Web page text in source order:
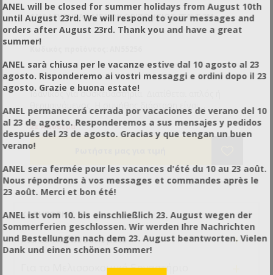
ΑΝΑΔΕΥΤΉΡΑΣ ΜΕΛΙΟΎ ΟΡΙΖΌΝΤΙΟΣ 750LT 2M
Ιδανικός για συσκευαστήρια. Διατίθεται απλός ή
θερμαινόμενος. Η συνήθης διάσταση είναι
2,00*0,40*0,60εκ. αλλά είναι ευέλικτος και μπορεί να
κατασκευαστεί ανάλογα με τις δικές σας ανάγκες. 2Hp
μοτέρ, τριφασικό ρεύμα, 140rpm.
Σε Απόθεμα
ΚΑΤΗΓΟΡΊΕΣ
Για το Μελισσοκομείο +
Για το Μελισσοκομικό Εργαστήριο
ANEL will be closed for summer holidays from August 10th
until August 23rd. We will respond to your messages and
orders after August 23rd. Thank you and have a great
summer!
ANEL sarà chiusa per le vacanze estive dal 10 agosto al 23
agosto. Risponderemo ai vostri messaggi e ordini dopo il 23
agosto. Grazie e buona estate!
ANEL permanecerá cerrada por vacaciones de verano del 10
al 23 de agosto. Responderemos a sus mensajes y pedidos
después del 23 de agosto. Gracias y que tengan un buen
verano!
ANEL sera fermée pour les vacances d'été du 10 au 23 août.
Nous répondrons à vos messages et commandes après le
23 août. Merci et bon été!
ANEL ist vom 10. bis einschließlich 23. August wegen der
Sommerferien geschlossen. Wir werden Ihre Nachrichten
und Bestellungen nach dem 23. August beantworten. Vielen
Dank und einen schönen Sommer!